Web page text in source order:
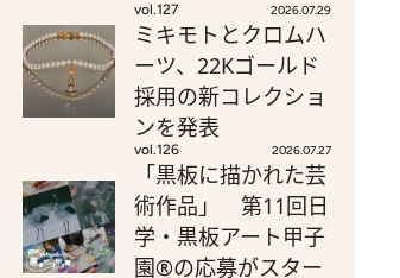
vol.127 2026.07.29
ミキモトとクロムハ
ーツ、22Kゴールド
採用の新コレクショ
ンを発表
vol.126 2026.07.27
「黒板に描かれた芸
術作品」 第11回日
学・黒板アート甲子
園®の応募がスター